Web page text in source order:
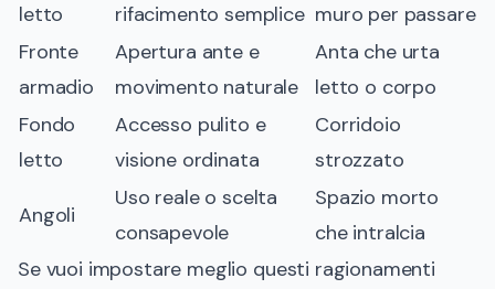
letto
rifacimento semplice muro per passare
Fronte
armadio
Apertura ante e
movimento naturale
Anta che urta
letto o corpo
Fondo
letto
Accesso pulito e
visione ordinata
Corridoio
strozzato
Angoli
Uso reale o scelta
consapevole
Spazio morto
che intralcia
Se vuoi impostare meglio questi ragionamenti